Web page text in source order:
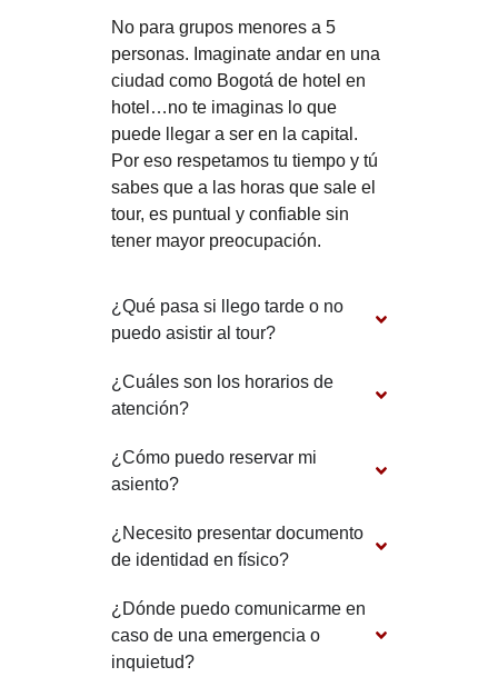
No para grupos menores a 5
personas. Imaginate andar en una
ciudad como Bogotá de hotel en
hotel…no te imaginas lo que
puede llegar a ser en la capital.
Por eso respetamos tu tiempo y tú
sabes que a las horas que sale el
tour, es puntual y confiable sin
tener mayor preocupación.
¿Qué pasa si llego tarde o no
puedo asistir al tour?
¿Cuáles son los horarios de
atención?
¿Cómo puedo reservar mi
asiento?
¿Necesito presentar documento
de identidad en físico?
¿Dónde puedo comunicarme en
caso de una emergencia o
inquietud?